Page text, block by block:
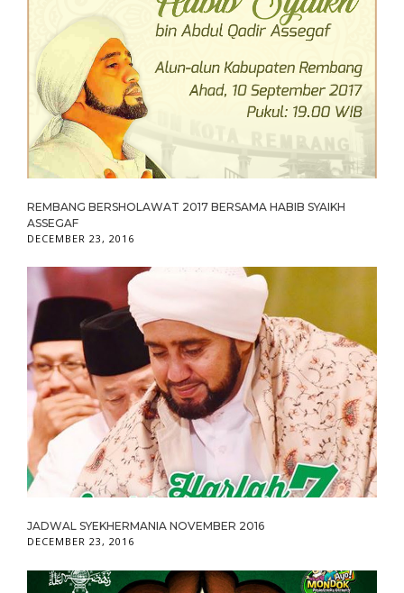
REMBANG BERSHOLAWAT 2017 BERSAMA HABIB SYAIKH
ASSEGAF
DECEMBER 23, 2016
JADWAL SYEKHERMANIA NOVEMBER 2016
DECEMBER 23, 2016